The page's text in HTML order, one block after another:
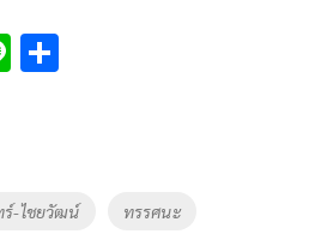
Li
ร์-ไชยวัฒน์ ทรรศนะ